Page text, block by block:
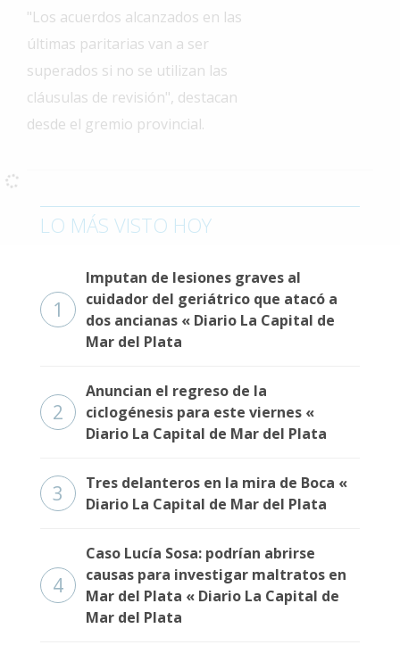
Arte
y
Espectáculos
Policiales
Cartelera
Clasificados
"Los acuerdos alcanzados en las
últimas paritarias van a ser
superados si no se utilizan las
cláusulas de revisión", destacan
desde el gremio provincial.
LO MÁS VISTO HOY
1
Imputan de lesiones graves al
cuidador del geriátrico que atacó a
dos ancianas « Diario La Capital de
Mar del Plata
2
Anuncian el regreso de la
ciclogénesis para este viernes «
Diario La Capital de Mar del Plata
3
Tres delanteros en la mira de Boca «
Diario La Capital de Mar del Plata
4
Caso Lucía Sosa: podrían abrirse
causas para investigar maltratos en
Mar del Plata « Diario La Capital de
Mar del Plata